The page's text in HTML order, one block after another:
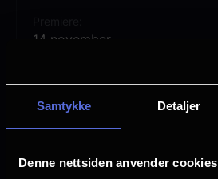
Samtykke Detaljer
Denne nettsiden anvender cookies
14 november
Regi